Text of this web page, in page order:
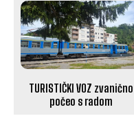
TURISTIČKI VOZ zvanično
počeo s radom